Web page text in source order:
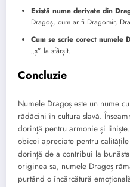
Există nume derivate din
Dragoș, cum ar fi Dragomir,
Cum se scrie corect numele
„ș” la sfârșit.
Concluzie
Numele Dragoș este un nume
rădăcini în cultura slavă.
dorință pentru armonie și
obicei apreciate pentru
dorință de a contribui la
originea sa, numele Dragoș
purtând o încărcătură